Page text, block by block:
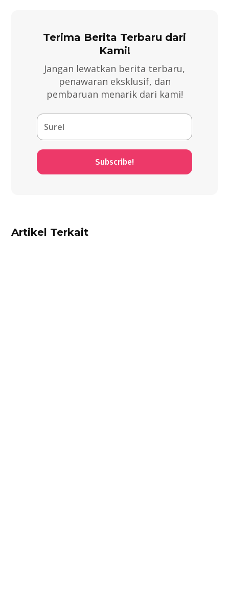
Terima Berita Terbaru dari
Kami!
Jangan lewatkan berita terbaru,
penawaran eksklusif, dan
pembaruan menarik dari kami!
Subscribe!
Artikel Terkait